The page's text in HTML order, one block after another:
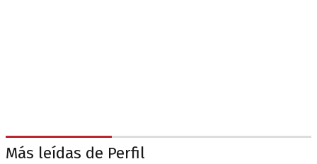
Más leídas de Perfil